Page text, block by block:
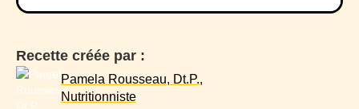
Recette créée par :
Pamela Rousseau, Dt.P.,
Nutritionniste